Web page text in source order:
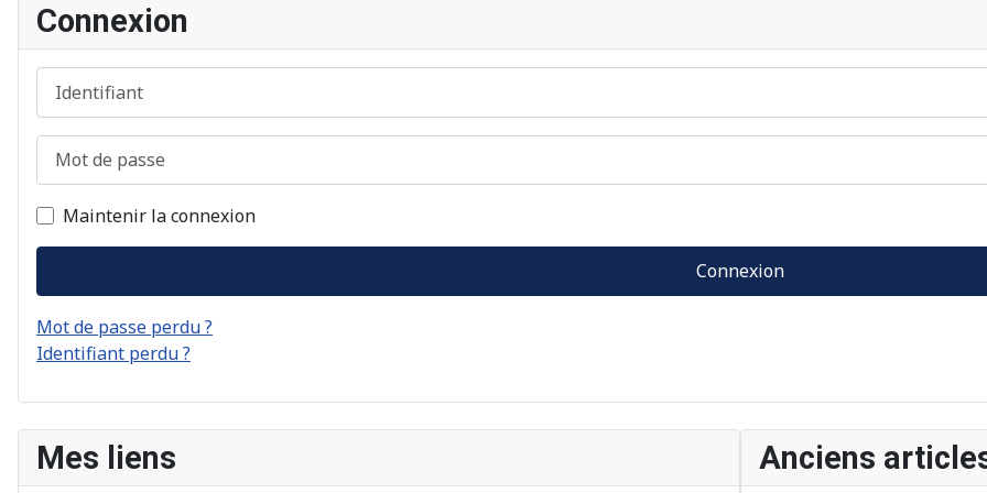
Connexion
Identifiant
Mot de passe
Maintenir la connexion
Connexion
Mot de passe perdu ?
Identifiant perdu ?
Mes liens Anciens